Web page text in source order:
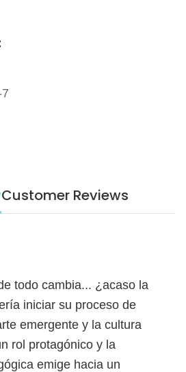
Customer Reviews
todo cambia... ¿acaso la
iniciar su proceso de
emergente y la cultura
rol protagónico y la
emige hacia un